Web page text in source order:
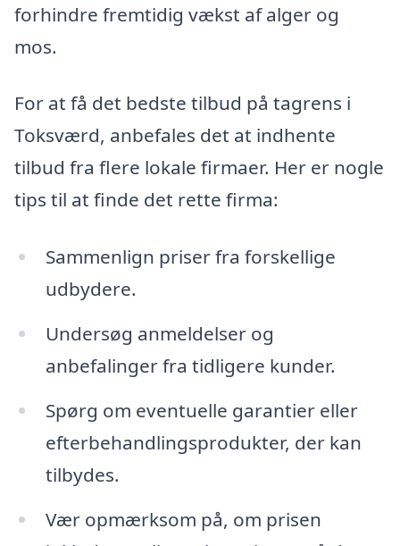
forhindre fremtidig vækst af alger og
mos.
For at få det bedste tilbud på tagrens i
Toksværd, anbefales det at indhente
tilbud fra flere lokale firmaer. Her er nogle
tips til at finde det rette firma:
Sammenlign priser fra forskellige
udbydere.
Undersøg anmeldelser og
anbefalinger fra tidligere kunder.
Spørg om eventuelle garantier eller
efterbehandlingsprodukter, der kan
tilbydes.
Vær opmærksom på, om prisen